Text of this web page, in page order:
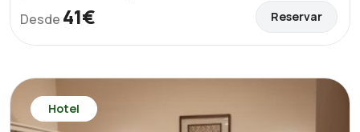
Desde 41€ Reservar
Hotel